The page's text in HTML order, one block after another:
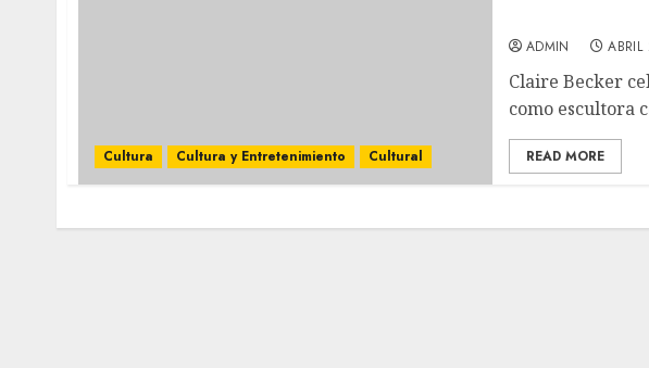
Cultura Cultura y Entretenimiento Cultural
ADMIN
Claire Becker
como escultora
READ MORE